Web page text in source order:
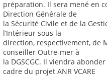
préparation. Il sera mené en
Direction Générale de
la Sécurité Civile et de la
l’Intérieur sous la
direction, respectivement, de
conseiller Outre-mer à
la DGSCGC. Il viendra
cadre du projet ANR VCARE